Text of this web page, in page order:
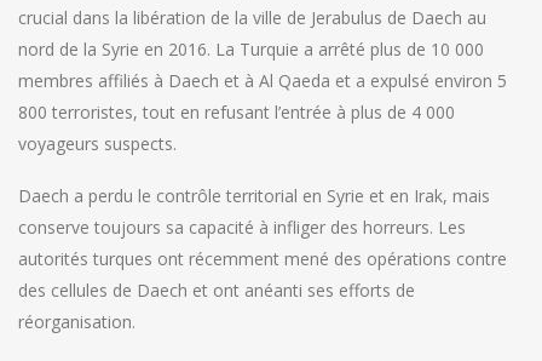
crucial dans la libération de la ville de Jerabulus de Daech au
nord de la Syrie en 2016. La Turquie a arrêté plus de 10 000
membres affiliés à Daech et à Al Qaeda et a expulsé environ 5
800 terroristes, tout en refusant l’entrée à plus de 4 000
voyageurs suspects.
Daech a perdu le contrôle territorial en Syrie et en Irak, mais
conserve toujours sa capacité à infliger des horreurs. Les
autorités turques ont récemment mené des opérations contre
des cellules de Daech et ont anéanti ses efforts de
réorganisation.